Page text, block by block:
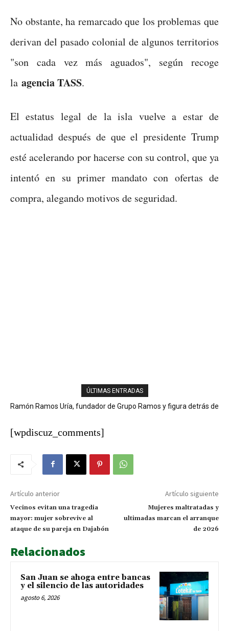
No obstante, ha remarcado que los problemas que
derivan del pasado colonial de algunos territorios
"son cada vez más aguados", según recoge
la agencia TASS.
El estatus legal de la isla vuelve a estar de
actualidad después de que el presidente Trump
esté acelerando por hacerse con su control, que ya
intentó en su primer mandato con ofertas de
compra, alegando motivos de seguridad.
ÚLTIMAS ENTRADAS
Ramón Ramos Uría, fundador de Grupo Ramos y figura detrás de
[wpdiscuz_comments]
Artículo anterior
Vecinos evitan una tragedia
mayor: mujer sobrevive al
ataque de su pareja en Dajabón
Artículo siguiente
Mujeres maltratadas y
ultimadas marcan el arranque
de 2026
Relacionados
San Juan se ahoga entre bancas
y el silencio de las autoridades
agosto 6, 2026